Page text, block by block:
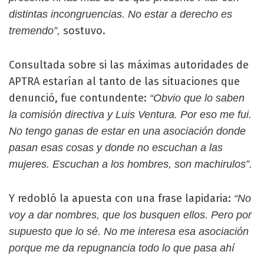
distintas incongruencias. No estar a derecho es
tremendo”, sostuvo.
Consultada sobre si las máximas autoridades de
APTRA estarían al tanto de las situaciones que
denunció, fue contundente: “Obvio que lo saben
la comisión directiva y Luis Ventura. Por eso me fui.
No tengo ganas de estar en una asociación donde
pasan esas cosas y donde no escuchan a las
mujeres. Escuchan a los hombres, son machirulos”.
Y redobló la apuesta con una frase lapidaria: “No
voy a dar nombres, que los busquen ellos. Pero por
supuesto que lo sé. No me interesa esa asociación
porque me da repugnancia todo lo que pasa ahí